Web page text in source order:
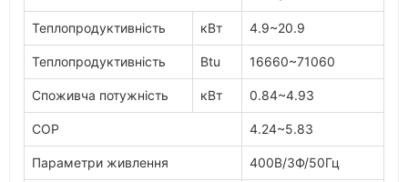
Теплопродуктивність кВт 4.9~20.9
Теплопродуктивність Btu 16660~71060
Споживча потужність кВт 0.84~4.93
COP 4.24~5.83
Параметри живлення 400В/3Ф/50Гц